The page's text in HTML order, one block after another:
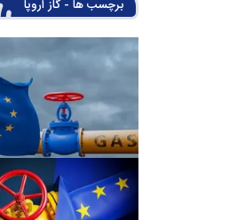
برچسب ها - گاز اروپا